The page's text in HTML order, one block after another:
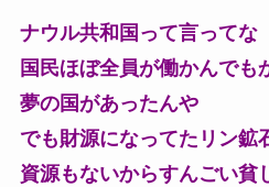
ナウル共和国って言ってな
国民ほぼ全員が働かんでも
夢の国があったんや
でも財源になってたリン鉱
資源もないからすんごい貧